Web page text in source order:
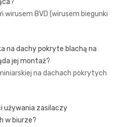
wirusem BVD (wirusem biegunki
na dachy pokryte blachą na
jej montaż?
na dachach pokrytych
używania zasilaczy
w biurze?